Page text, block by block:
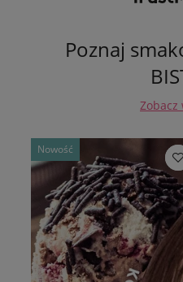
Poznaj
Zobacz
Nowość